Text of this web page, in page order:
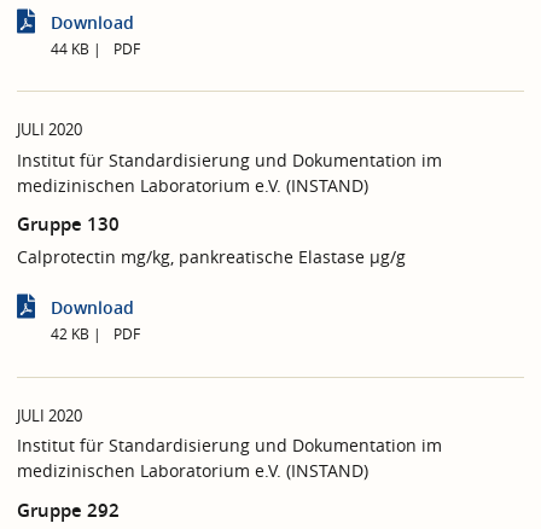
Download
44 KB PDF
JULI 2020
Institut für Standardisierung und Dokumentation im
medizinischen Laboratorium e.V. (INSTAND)
Gruppe 130
Calprotectin mg/kg, pankreatische Elastase µg/g
Download
42 KB PDF
JULI 2020
Institut für Standardisierung und Dokumentation im
medizinischen Laboratorium e.V. (INSTAND)
Gruppe 292